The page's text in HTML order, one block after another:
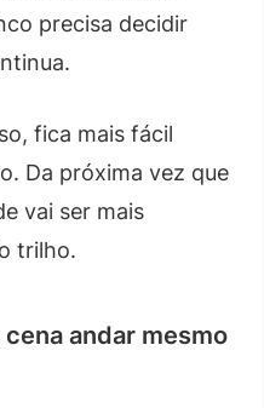
precisa decidir
fica mais fácil
Da próxima vez que
vai ser mais
trilho.
andar mesmo